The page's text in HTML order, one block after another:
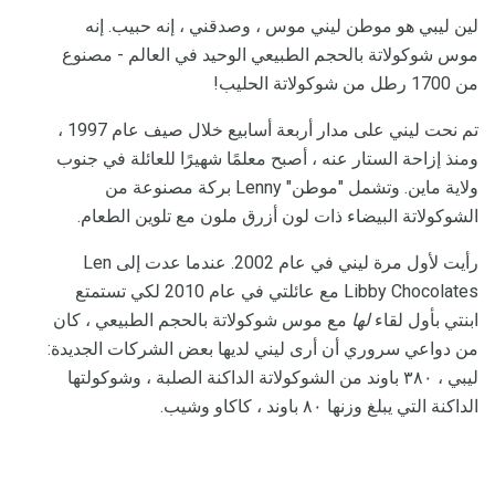
لين ليبي هو موطن ليني موس ، وصدقني ، إنه حبيب. إنه
موس شوكولاتة بالحجم الطبيعي الوحيد في العالم - مصنوع
من 1700 رطل من شوكولاتة الحليب!
تم نحت ليني على مدار أربعة أسابيع خلال صيف عام 1997 ،
ومنذ إزاحة الستار عنه ، أصبح معلمًا شهيرًا للعائلة في جنوب
ولاية ماين. وتشمل "موطن" Lenny بركة مصنوعة من
الشوكولاتة البيضاء ذات لون أزرق ملون مع تلوين الطعام.
رأيت لأول مرة ليني في عام 2002. عندما عدت إلى Len
Libby Chocolates مع عائلتي في عام 2010 لكي تستمتع
ابنتي بأول لقاءلها مع موس شوكولاتة بالحجم الطبيعي ، كان
من دواعي سروري أن أرى ليني لديها بعض الشركات الجديدة:
ليبي ، ٣٨٠ باوند من الشوكولاتة الداكنة الصلبة ، وشوكولتها
الداكنة التي يبلغ وزنها ٨٠ باوند ، كاكاو وشيب.